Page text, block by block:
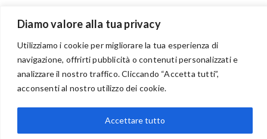
Diamo valore alla tua privacy
Utilizziamo i cookie per migliorare la tua esperienza di
navigazione, offrirti pubblicità o contenuti personalizzati e
analizzare il nostro traffico. Cliccando “Accetta tutti”,
acconsenti al nostro utilizzo dei cookie.
Accettare tutto